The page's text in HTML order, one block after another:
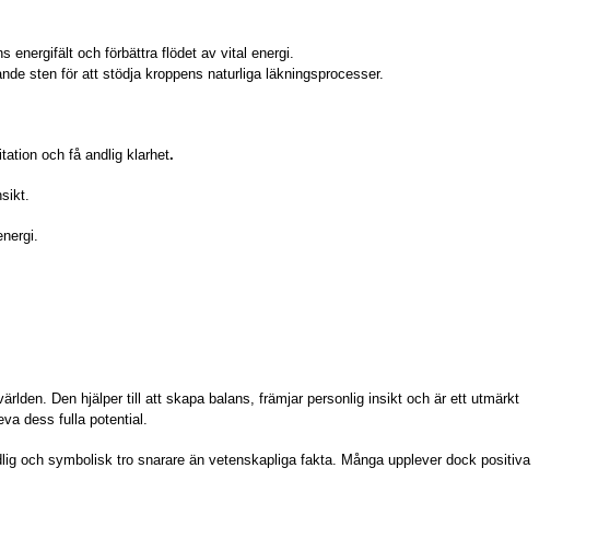
energifält och förbättra flödet av vital energi.
sten för att stödja kroppens naturliga läkningsprocesser.
och få andlig klarhet.
Den hjälper till att skapa balans, främjar personlig insikt och är ett utmärkt
dess fulla potential.
och symbolisk tro snarare än vetenskapliga fakta. Många upplever dock positiva